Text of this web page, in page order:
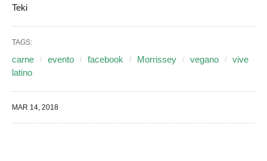
Teki
TAGS:
carne evento facebook Morrissey vegano
vive
latino
MAR 14, 2018